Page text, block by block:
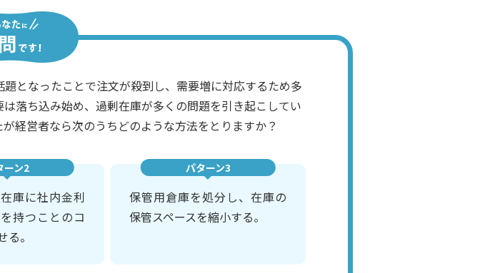
となったことで注文が殺到し、需要増に対応するため多
落ち込み始め、過剰在庫が多くの問題を引き起こしてい
経営者なら次のうちどのような方法をとりますか？
ーン2
庫に社内金利
持つことのコ
。
パターン3
保管用倉庫を処分し、在庫の
保管スペースを縮小する。